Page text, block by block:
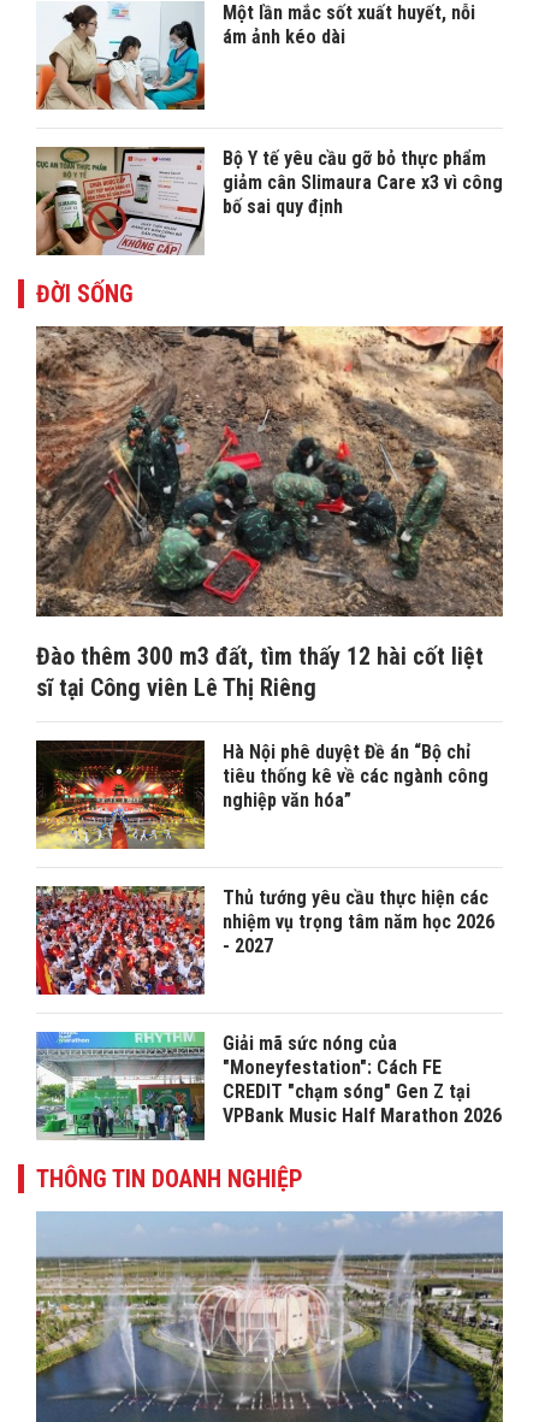
Một lần mắc sốt xuất huyết, nỗi
ám ảnh kéo dài
Bộ Y tế yêu cầu gỡ bỏ thực phẩm
giảm cân Slimaura Care x3 vì công
bố sai quy định
ĐỜI SỐNG
Đào thêm 300 m3 đất, tìm thấy 12 hài cốt liệt
sĩ tại Công viên Lê Thị Riêng
Hà Nội phê duyệt Đề án “Bộ chỉ
tiêu thống kê về các ngành công
nghiệp văn hóa”
Thủ tướng yêu cầu thực hiện các
nhiệm vụ trọng tâm năm học 2026
- 2027
Giải mã sức nóng của
"Moneyfestation": Cách FE
CREDIT "chạm sóng" Gen Z tại
VPBank Music Half Marathon 2026
THÔNG TIN DOANH NGHIỆP